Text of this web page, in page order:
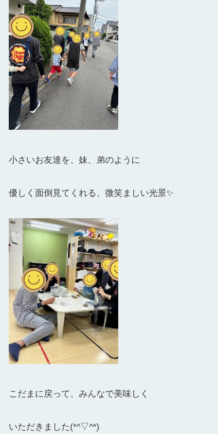
小さいお友達を、妹、弟のように
優しく面倒見てくれる、微笑ましい光景✨
こだまに戻って、みんなで美味しく
いただきました(*^▽^*)